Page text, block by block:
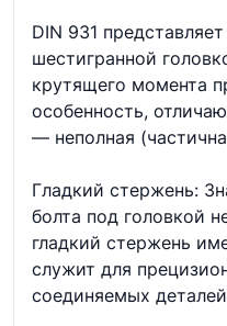
DIN 931
шестигранной
крутящего момента
особенность,
— неполная
Гладкий стержень:
болта под головкой
гладкий стержень
служит для
соединяемых